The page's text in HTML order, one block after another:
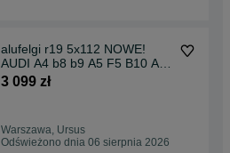
alufelgi r19 5x112 NOWE!
AUDI A4 b8 b9 A5 F5 B10 A6
S5 a6 c8 Q5 FY GU
3 099 zł
Warszawa, Ursus
Odświeżono dnia 06 sierpnia 2026